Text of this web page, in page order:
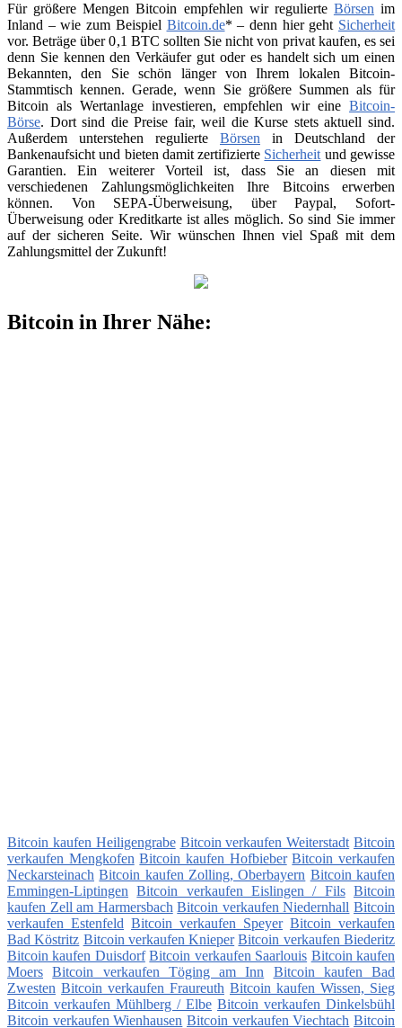
Für größere Mengen Bitcoin empfehlen wir regulierte Börsen im
Inland – wie zum Beispiel Bitcoin.de* – denn hier geht Sicherheit
vor. Beträge über 0,1 BTC sollten Sie nicht von privat kaufen, es sei
denn Sie kennen den Verkäufer gut oder es handelt sich um einen
Bekannten, den Sie schön länger von Ihrem lokalen Bitcoin-
Stammtisch kennen. Gerade, wenn Sie größere Summen als für
Bitcoin als Wertanlage investieren, empfehlen wir eine Bitcoin-
Börse. Dort sind die Preise fair, weil die Kurse stets aktuell sind.
Außerdem unterstehen regulierte Börsen in Deutschland der
Bankenaufsicht und bieten damit zertifizierte Sicherheit und gewisse
Garantien. Ein weiterer Vorteil ist, dass Sie an diesen mit
verschiedenen Zahlungsmöglichkeiten Ihre Bitcoins erwerben
können. Von SEPA-Überweisung, über Paypal, Sofort-
Überweisung oder Kreditkarte ist alles möglich. So sind Sie immer
auf der sicheren Seite. Wir wünschen Ihnen viel Spaß mit dem
Zahlungsmittel der Zukunft!
Bitcoin in Ihrer Nähe:
Bitcoin kaufen Heiligengrabe Bitcoin verkaufen Weiterstadt Bitcoin
verkaufen Mengkofen Bitcoin kaufen Hofbieber Bitcoin verkaufen
Neckarsteinach Bitcoin kaufen Zolling, Oberbayern Bitcoin kaufen
Emmingen-Liptingen
Bitcoin verkaufen Eislingen / Fils Bitcoin
kaufen Zell am Harmersbach Bitcoin verkaufen Niedernhall Bitcoin
verkaufen Estenfeld Bitcoin verkaufen Speyer Bitcoin verkaufen
Bad Köstritz Bitcoin verkaufen Knieper Bitcoin verkaufen Biederitz
Bitcoin kaufen Duisdorf Bitcoin verkaufen Saarlouis Bitcoin kaufen
Moers
Bitcoin verkaufen Töging am Inn
Bitcoin kaufen Bad
Zwesten Bitcoin verkaufen Fraureuth Bitcoin kaufen Wissen, Sieg
Bitcoin verkaufen Mühlberg / Elbe Bitcoin verkaufen Dinkelsbühl
Bitcoin verkaufen Wienhausen Bitcoin verkaufen Viechtach Bitcoin